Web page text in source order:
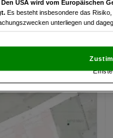
Den USA wird vom Europäischen
Es besteht insbesondere das
unterliegen und
gegen die Verarbeitung auf der
die sich auf jeder Seite
unsere Partner
genauer Standortdaten.